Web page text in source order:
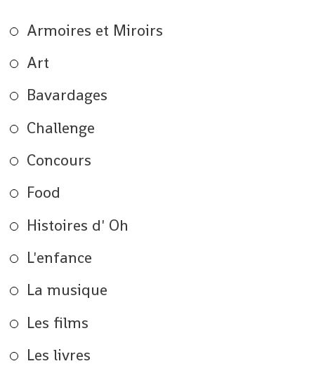
Armoires et Miroirs
Art
Bavardages
Challenge
Concours
Food
Histoires d' Oh
L'enfance
La musique
Les films
Les livres